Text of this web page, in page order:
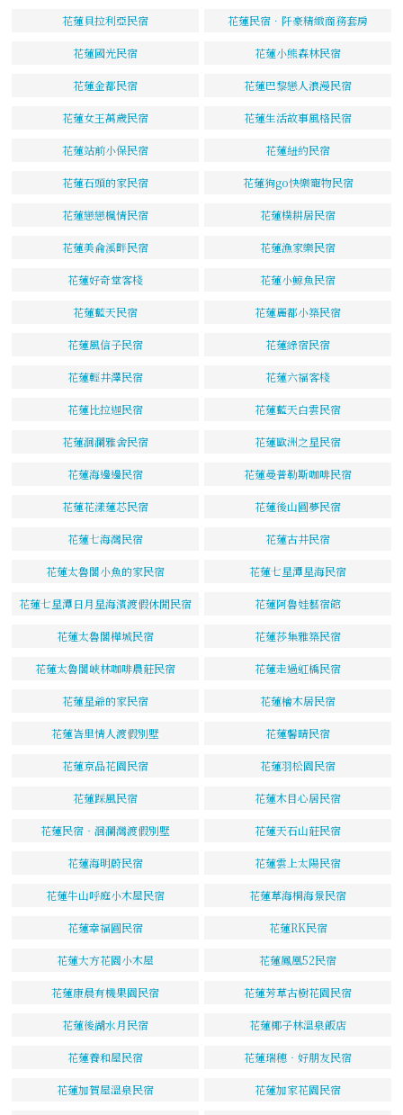
花蓮貝拉利亞民宿 花蓮民宿．阡豪精緻商務套房
花蓮國光民宿 花蓮小熊森林民宿
花蓮金都民宿 花蓮巴黎戀人浪漫民宿
花蓮女王萬歲民宿 花蓮生活故事風格民宿
花蓮站前小保民宿 花蓮紐約民宿
花蓮石頭的家民宿 花蓮狗go快樂寵物民宿
花蓮戀戀楓情民宿 花蓮樸耕居民宿
花蓮美侖溪畔民宿 花蓮漁家樂民宿
花蓮好奇堂客棧 花蓮小鯨魚民宿
花蓮藍天民宿 花蓮麗都小築民宿
花蓮風信子民宿 花蓮綠宿民宿
花蓮輕井澤民宿 花蓮六福客棧
花蓮比拉迦民宿 花蓮藍天白雲民宿
花蓮洄瀾雅舍民宿 花蓮歐洲之星民宿
花蓮海邊邊民宿 花蓮曼普勒斯咖啡民宿
花蓮花漾蓮芯民宿 花蓮後山圓夢民宿
花蓮七海灣民宿 花蓮古井民宿
花蓮太魯閣小魚的家民宿 花蓮七星潭星海民宿
花蓮七星潭日月星海濱渡假休閒民宿 花蓮阿魯娃藝宿館
花蓮太魯閣樺城民宿 花蓮莎集雅築民宿
花蓮太魯閣峽林咖啡農莊民宿 花蓮走過虹橋民宿
花蓮星爺的家民宿 花蓮檜木居民宿
花蓮峇里情人渡假別墅 花蓮馨晴民宿
花蓮京品花園民宿 花蓮羽松園民宿
花蓮踩風民宿 花蓮木目心居民宿
花蓮民宿‧洄瀾灣渡假別墅 花蓮天石山莊民宿
花蓮海明蔚民宿 花蓮雲上太陽民宿
花蓮牛山呼庭小木屋民宿 花蓮草海桐海景民宿
花蓮幸福圓民宿 花蓮RK民宿
花蓮大方花園小木屋 花蓮鳳凰52民宿
花蓮康晨有機果園民宿 花蓮芳草古樹花園民宿
花蓮後湖水月民宿 花蓮椰子林溫泉飯店
花蓮養和屋民宿 花蓮瑞穗‧好朋友民宿
花蓮加賀屋溫泉民宿 花蓮加家花園民宿